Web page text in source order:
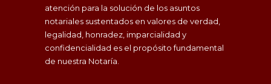
atención para la solución de los asuntos
notariales sustentados en valores de verdad,
legalidad, honradez, imparcialidad y
confidencialidad es el propósito fundamental
de nuestra Notaría.